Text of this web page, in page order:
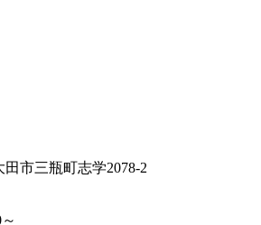
市三瓶町志学2078-2